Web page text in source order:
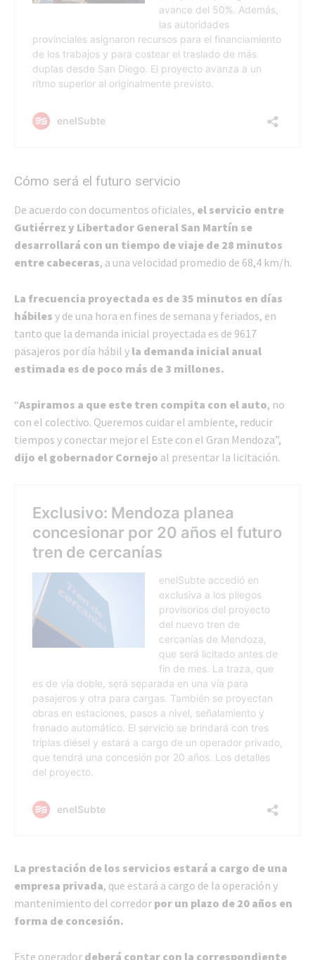
Cómo será el futuro servicio
De acuerdo con documentos oficiales, el servicio entre
Gutiérrez y Libertador General San Martín se
desarrollará con un tiempo de viaje de 28 minutos
entre cabeceras, a una velocidad promedio de 68,4 km/h.
La frecuencia proyectada es de 35 minutos en días
hábiles y de una hora en fines de semana y feriados, en
tanto que la demanda inicial proyectada es de 9617
pasajeros por día hábil y la demanda inicial anual
estimada es de poco más de 3 millones.
“Aspiramos a que este tren compita con el auto, no
con el colectivo. Queremos cuidar el ambiente, reducir
tiempos y conectar mejor el Este con el Gran Mendoza”,
dijo el gobernador Cornejo al presentar la licitación.
La prestación de los servicios estará a cargo de una
empresa privada, que estará a cargo de la operación y
mantenimiento del corredor por un plazo de 20 años en
forma de concesión.
Este operador deberá contar con la correspondiente